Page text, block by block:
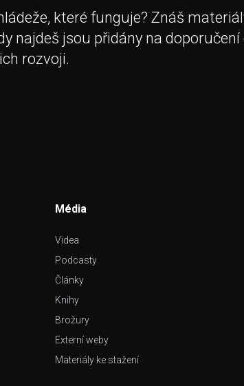
které funguje? Znáš
najdeš jsou přidány na
rozvoji.
Média
Videa
Podcasty
Články
Knihy
Brožury
Externí weby
Materiály ke stažení